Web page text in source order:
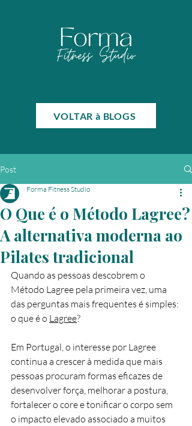
VOLTAR à BLOGS
Post
O Que é o Método Lagree?
A alternativa moderna ao
Pilates tradicional
Forma Fitness Studio
Quando as pessoas descobrem o
Método Lagree pela primeira vez, uma
das perguntas mais frequentes é simples:
o que é o Lagree?
Em Portugal, o interesse por Lagree
continua a crescer à medida que mais
pessoas procuram formas eficazes de
desenvolver força, melhorar a postura,
fortalecer o core e tonificar o corpo sem
o impacto elevado associado a muitos